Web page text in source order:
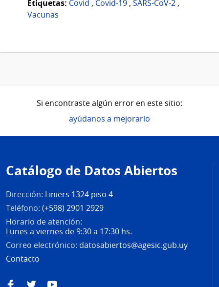
Etiquetas: Covid , Covid-19 , SARS-CoV-2 ,
Vacunas
Si encontraste algún error en este sitio:
ayúdanos a mejorarlo
de
página
Catálogo de Datos Abiertos
Dirección: Liniers 1324 piso 4
Teléfono: (+598) 2901 2929
Horario de atención:
Lunes a viernes de 9:30 a 17:30 hs.
Correo electrónico: datosabiertos@agesic.gub.uy
Contacto
FacebookTwitterYouTube